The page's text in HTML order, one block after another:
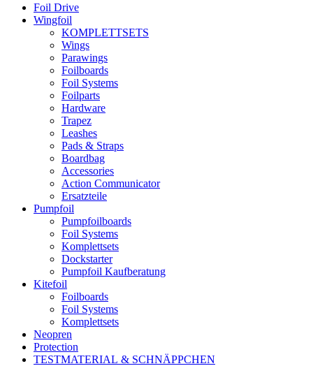
Foil Drive
Wingfoil
KOMPLETTSETS
Wings
Parawings
Foilboards
Foil Systems
Foilparts
Hardware
Trapez
Leashes
Pads & Straps
Boardbag
Accessories
Action Communicator
Ersatzteile
Pumpfoil
Pumpfoilboards
Foil Systems
Komplettsets
Dockstarter
Pumpfoil Kaufberatung
Kitefoil
Foilboards
Foil Systems
Komplettsets
Neopren
Protection
TESTMATERIAL & SCHNÄPPCHEN